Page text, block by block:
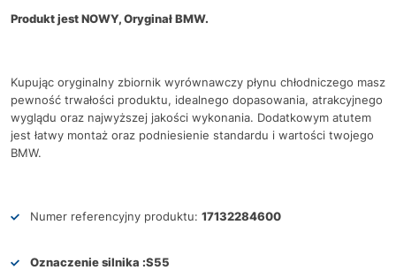
Produkt jest NOWY, Oryginał BMW.
Kupując oryginalny zbiornik wyrównawczy płynu chłodniczego masz
pewność trwałości produktu, idealnego dopasowania, atrakcyjnego
wyglądu oraz najwyższej jakości wykonania. Dodatkowym atutem
jest łatwy montaż oraz podniesienie standardu i wartości twojego
BMW.
Numer referencyjny produktu: 17132284600
Oznaczenie silnika :S55